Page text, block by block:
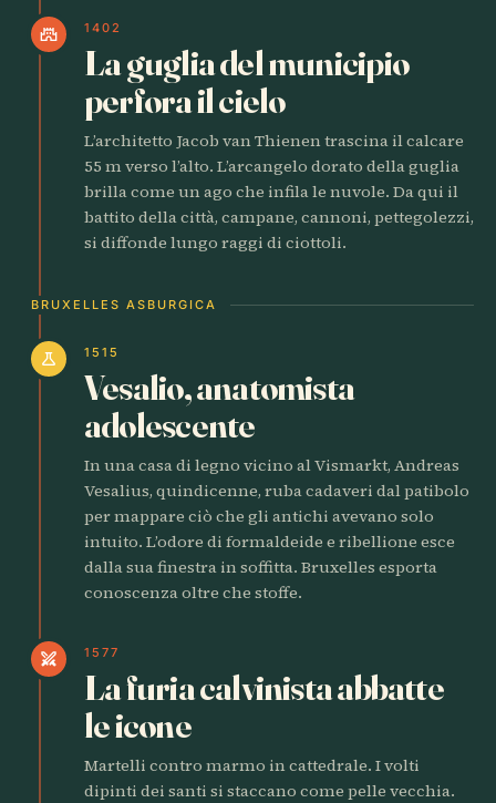
castle 1402
La guglia del municipio
perfora il cielo
L’architetto Jacob van Thienen trascina il calcare
55 m verso l’alto. L’arcangelo dorato della guglia
brilla come un ago che infila le nuvole. Da qui il
battito della città, campane, cannoni, pettegolezzi,
si diffonde lungo raggi di ciottoli.
BRUXELLES ASBURGICA
science 1515
Vesalio, anatomista
adolescente
In una casa di legno vicino al Vismarkt, Andreas
Vesalius, quindicenne, ruba cadaveri dal patibolo
per mappare ciò che gli antichi avevano solo
intuito. L’odore di formaldeide e ribellione esce
dalla sua finestra in soffitta. Bruxelles esporta
conoscenza oltre che stoffe.
swords 1577
La furia calvinista abbatte
le icone
Martelli contro marmo in cattedrale. I volti
dipinti dei santi si staccano come pelle vecchia.